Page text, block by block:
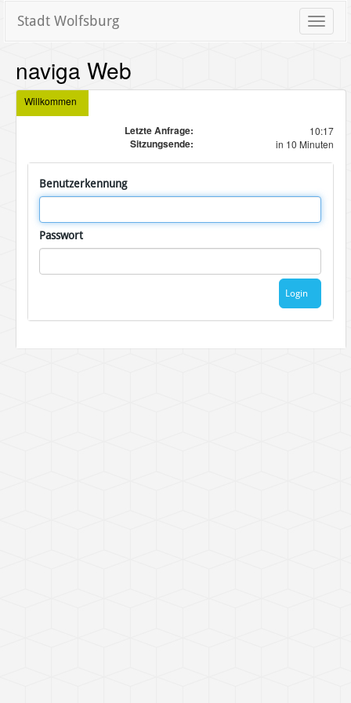
Toggle
Stadt Wolfsburg
naviga Web
Willkommen
Letzte Anfrage: 10:17
Sitzungsende: in 10 Minuten
Benutzerkennung
Passwort